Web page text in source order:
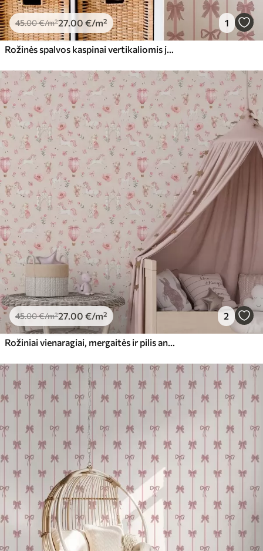
Premium vinilas
65.00 .00 €
45.00€/m²27.00 €/m² 1
Rožinės spalvos kaspinai vertikaliomis juostelėmis ant šviesaus fono
45.00€/m²27.00 €/m² 2
Rožiniai vienaragiai, mergaitės ir pilis ant švelnaus fono